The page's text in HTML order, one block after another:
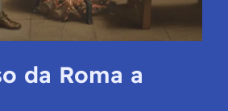
da Roma a